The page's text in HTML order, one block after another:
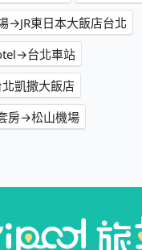
→JR東日本大飯店台北
台北車站
凱撒大飯店
房→松山機場